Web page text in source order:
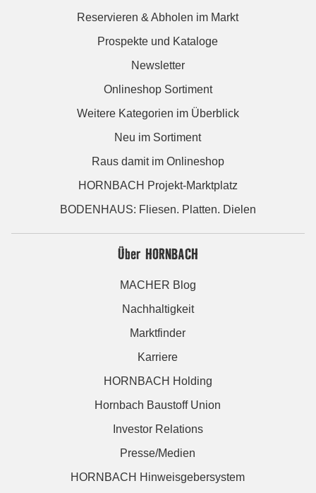
Reservieren & Abholen im Markt
Prospekte und Kataloge
Newsletter
Onlineshop Sortiment
Weitere Kategorien im Überblick
Neu im Sortiment
Raus damit im Onlineshop
HORNBACH Projekt-Marktplatz
BODENHAUS: Fliesen. Platten. Dielen
Über HORNBACH
MACHER Blog
Nachhaltigkeit
Marktfinder
Karriere
HORNBACH Holding
Hornbach Baustoff Union
Investor Relations
Presse/Medien
HORNBACH Hinweisgebersystem